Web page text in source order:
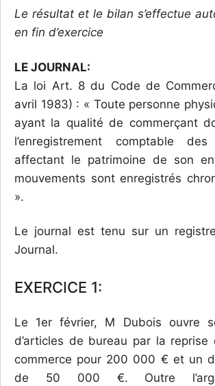
Le résultat et le bilan s’effectue
en fin d’exercice
LE JOURNAL:
La loi Art. 8 du Code de
avril 1983) : « Toute personne
ayant la qualité de commerçant
l’enregistrement comptable des
affectant le patrimoine de son
mouvements sont enregistrés
».
Le journal est tenu sur un
Journal.
EXERCICE 1:
Le 1er février, M Dubois ouvre
d’articles de bureau par la reprise
commerce pour 200 000 € et un
de 50 000 €. Outre